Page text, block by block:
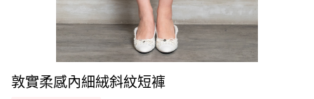
敦實柔感內細絨斜紋短褲